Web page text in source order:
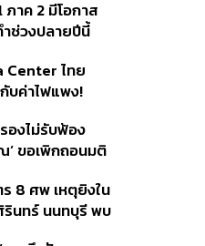
ตบ้านโตแรงสุด
าค 2 มีโอกาส
ำช่วงปลายปีนี้
Center ไทย
บค่าไฟแพง!
ต้นทุนน้ำ-ไฟ
องไม่รับฟ้อง
’ ขอเพิกถอนมติ
เสียหาย
8 ศพ เหตุยิงใน
รินทร์ นนทบุรี พบ